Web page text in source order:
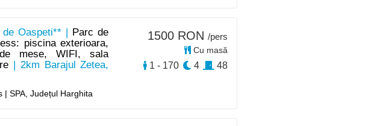
Oaspeti** |
Parc de
piscina exterioara,
mese, WIFI, sala
| 2km Barajul Zetea,
| SPA, Județul Harghita
1500 RON /pers
Cu masă
1 - 170 4 48